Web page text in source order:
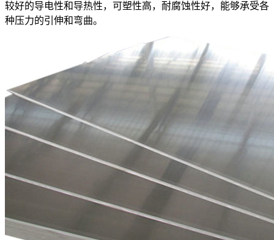
较好的导电性和导热性，可塑性高，耐腐蚀性好，能够承受各
种压力的引伸和弯曲。